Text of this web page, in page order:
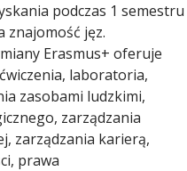
podczas 1 semestru
znajomość jęz.
Erasmus+ oferuje
laboratoria,
zasobami ludzkimi,
zarządzania
zarządzania karierą,
prawa